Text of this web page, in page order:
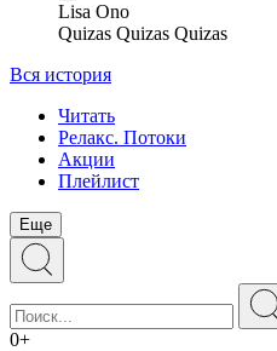
Lisa Ono
Quizas Quizas Quizas
Вся история
Читать
Релакс. Потоки
Акции
Плейлист
Еще
0+